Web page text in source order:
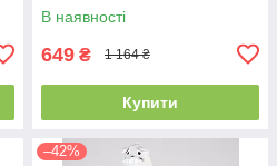
В наявності
649 ₴ 1 164 ₴
Купити
–42%